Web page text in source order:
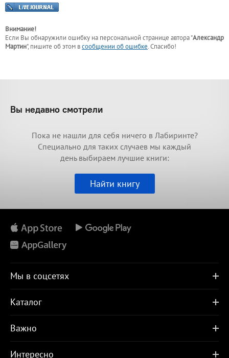
Внимание!
Если Вы обнаружили ошибку на персональной странице автора "Александр
Мартин", пишите об этом всообщении об ошибке. Спасибо!
Вы недавно смотрели
Пока не нашли для себя ничего в Лабиринте?
Специально для таких случаев мы каждый
день выбираем лучшие книги:
Найти книгу
Мы в соцсетях
Каталог
Важно
Интересно